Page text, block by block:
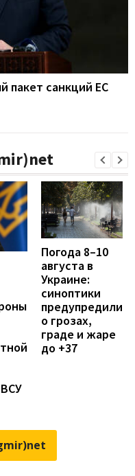
пакет санкций ЕС
Погода 8–10
августа в
Украине:
синоптики
предупредили
о грозах,
граде и жаре
до +37